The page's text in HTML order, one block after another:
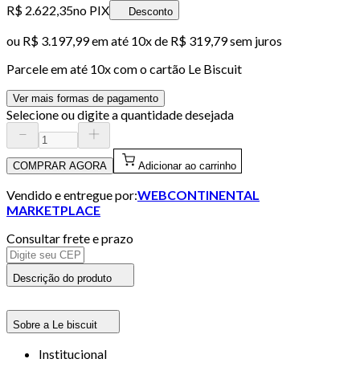
R$ 2.622,35no PIX Desconto
ou R$ 3.197,99em até 10x de R$ 319,79 sem juros
Parcele em até 10x com o cartão Le Biscuit
Ver mais formas de pagamento
Selecione ou digite a quantidade desejada
COMPRAR AGORA Adicionar ao carrinho
Vendido e entregue por:WEBCONTINENTAL
MARKETPLACE
Consultar frete e prazo
Descrição do produto
Sobre a Le biscuit
Institucional